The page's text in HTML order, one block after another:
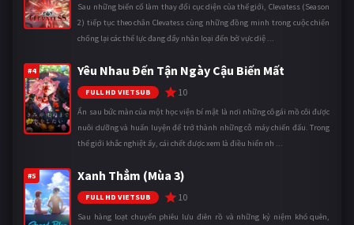
Sau những biến cố làm thay đổi cục diện của thế giới, Clevatess (Season
2) tiếp tục theo chân Clevatess cùng những đồng minh trong cuộc chiến
chống lại các thế lực đang đẩy nhân loại đến bờ vực diệ ...
#4 Yêu Nhau Đến Tận Ngày Cậu Biến Mất
FULL HD VIETSUB 10
Ẩn sau bức màn của một học viện bí mật là nơi những cô gái mồ côi được
nuôi dưỡng và huấn luyện để trở thành những cỗ máy chiến đấu. Trong
thế giới khắc nghiệt ấy, cái chết được xem là điều hiển nh ...
#5 Xanh Thẳm (Mùa 3)
FULL HD VIETSUB 10
Sau hàng loạt chuyến phiêu lưu điên rồ và những kỷ niệm khó quên,